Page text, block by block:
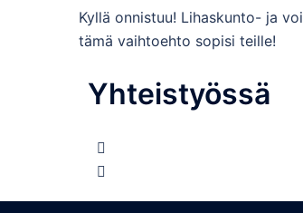
Kyllä onnistuu! Lihaskunto- ja
tämä vaihtoehto sopisi teille!
Yhteistyössä